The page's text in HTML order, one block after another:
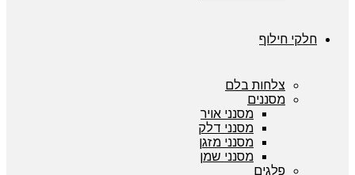
חלקי חילוף
צלחות בלם
מסננים
מסנני אויר
מסנני דלק
מסנני מזגן
מסנני שמן
פלגים